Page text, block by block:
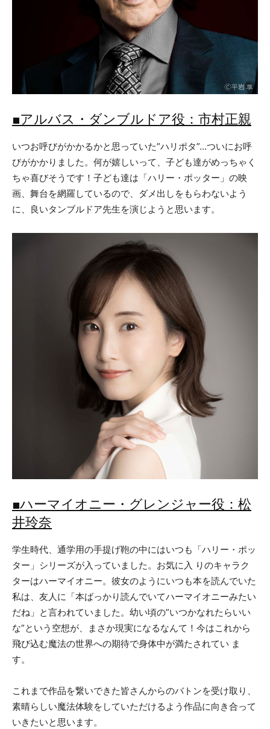
■アルバス・ダンブルドア役：市村正親
いつお呼びがかかるかと思っていた”ハリポタ”…ついにお呼
びがかかりました。何が嬉しいって、子ども達がめっちゃく
ちゃ喜びそうです！子ども達は「ハリー・ポッター」の映
画、舞台を網羅しているので、ダメ出しをもらわないよう
に、良いタンブルドア先生を演じようと思います。
■ハーマイオニー・グレンジャー役：松
井玲奈
学生時代、通学用の手提げ鞄の中にはいつも「ハリー・ポッ
ター」シリーズが入っていました。お気に入 りのキャラク
ターはハーマイオニー。彼女のようにいつも本を読んでいた
私は、友人に「本ばっかり読んでいてハーマイオニーみたい
だね」と言われていました。幼い頃の”いつかなれたらいい
な”という空想が、まさか現実になるなんて！今はこれから
飛び込む魔法の世界への期待で身体中が満たされてい ま
す。
これまで作品を繋いできた皆さんからのバトンを受け取り、
素晴らしい魔法体験をしていただけるよう作品に向き合って
いきたいと思います。